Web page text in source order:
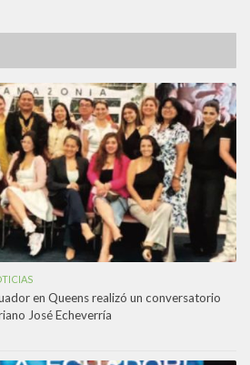
en Queens realizó un conversatorio
José Echeverría